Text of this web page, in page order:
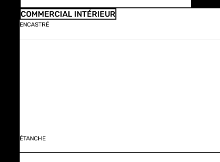
COMMERCIAL INTÉRIEUR
ENCASTRÉ
ÉTANCHE